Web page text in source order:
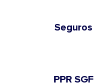
PPR